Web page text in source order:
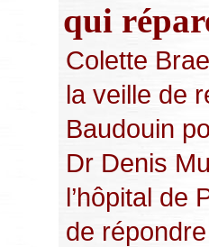
qui
Colette
la veille de
Baudouin
Dr Denis
l’hôpital de
de